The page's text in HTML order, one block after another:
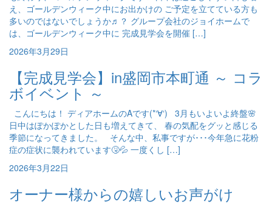
え、ゴールデンウィーク中にお出かけの ご予定を立てている方も
多いのではないでしょうか♬？ グループ会社のジョイホームで
は、ゴールデンウィーク中に 完成見学会を開催 […]
2026年3月29日
【完成見学会】in盛岡市本町通 ～ コラ
ボイベント ～
こんにちは！ ディアホームのAです(*‘∀‘) 3月もいよいよ終盤🌸
日中はぽかぽかとした日も増えてきて、 春の気配をグッと感じる
季節になってきました。 そんな中、私事ですが･･･今年急に花粉
症の症状に襲われています🤧💦 一度くし […]
2026年3月22日
オーナー様からの嬉しいお声がけ